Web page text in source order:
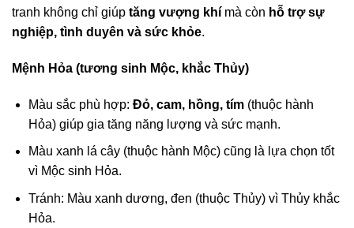
tranh không chỉ giúp tăng vượng khí mà còn hỗ trợ sự
nghiệp, tình duyên và sức khỏe.
Mệnh Hỏa (tương sinh Mộc, khắc Thủy)
Màu sắc phù hợp: Đỏ, cam, hồng, tím(thuộc hành
Hỏa) giúp gia tăng năng lượng và sức mạnh.
Màu xanh lá cây (thuộc hành Mộc) cũng là lựa chọn tốt
vì Mộc sinh Hỏa.
Tránh: Màu xanh dương, đen (thuộc Thủy) vì Thủy khắc
Hỏa.